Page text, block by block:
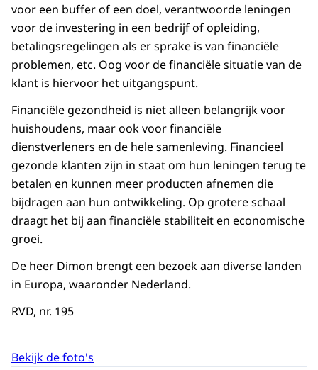
voor een buffer of een doel, verantwoorde leningen
voor de investering in een bedrijf of opleiding,
betalingsregelingen als er sprake is van financiële
problemen, etc. Oog voor de financiële situatie van de
klant is hiervoor het uitgangspunt.
Financiële gezondheid is niet alleen belangrijk voor
huishoudens, maar ook voor financiële
dienstverleners en de hele samenleving. Financieel
gezonde klanten zijn in staat om hun leningen terug te
betalen en kunnen meer producten afnemen die
bijdragen aan hun ontwikkeling. Op grotere schaal
draagt het bij aan financiële stabiliteit en economische
groei.
De heer Dimon brengt een bezoek aan diverse landen
in Europa, waaronder Nederland.
RVD, nr. 195
Bekijk de foto's